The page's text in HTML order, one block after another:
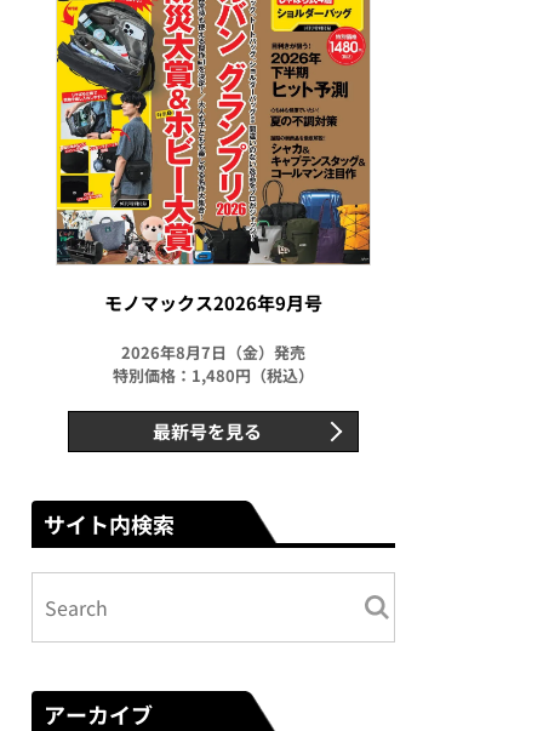
モノマックス2026年9月号
2026年8月7日（金）発売
特別価格：1,480円（税込）
最新号を見る
サイト内検索
アーカイブ